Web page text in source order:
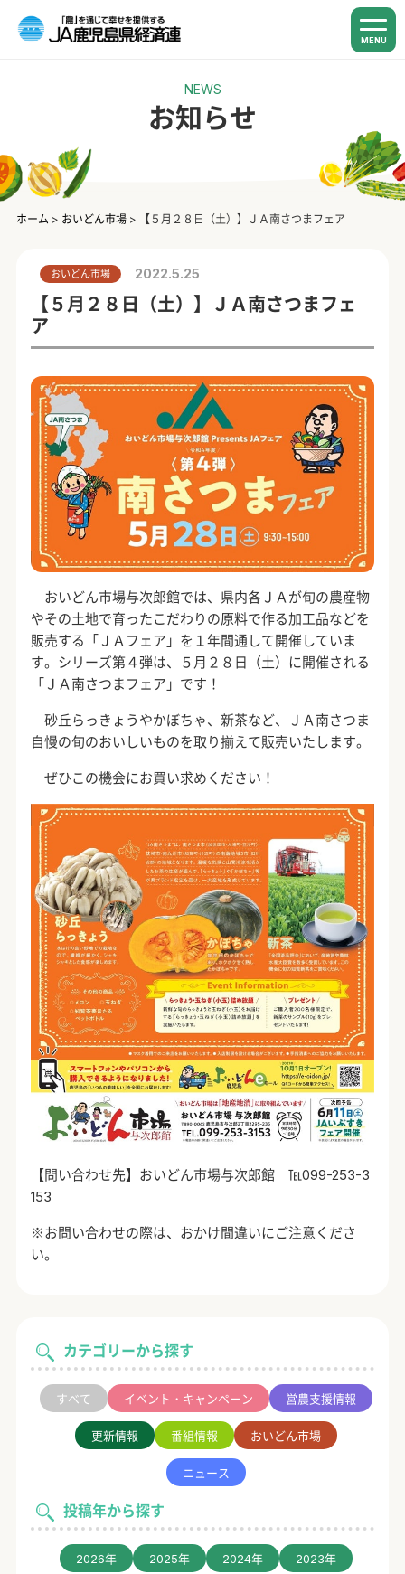
MENU
NEWS
お知らせ
ホーム > おいどん市場> 【５月２８日（土）】ＪＡ南さつまフェア
カテゴリーから探す
すべて イベント・キャンペーン 営農支援情報
更新情報 番組情報 おいどん市場
ニュース
投稿年から探す
2026年 2025年 2024年 2023年
おいどん市場 2022.5.25
【５月２８日（土）】ＪＡ南さつまフェ
ア
おいどん市場与次郎館では、県内各ＪＡが旬の農産物
やその土地で育ったこだわりの原料で作る加工品などを
販売する「ＪＡフェア」を１年間通して開催していま
す。シリーズ第４弾は、５月２８日（土）に開催される
「ＪＡ南さつまフェア」です！
砂丘らっきょうやかぼちゃ、新茶など、ＪＡ南さつま
自慢の旬のおいしいものを取り揃えて販売いたします。
ぜひこの機会にお買い求めください！
【問い合わせ先】おいどん市場与次郎館 ℡099-253-3
153
※お問い合わせの際は、おかけ間違いにご注意くださ
い。